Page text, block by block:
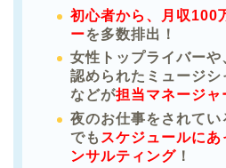
初心者から、月収100
ーを多数排出！
女性トップライバー
認められたミュージ
などが担当マネージャ
夜のお仕事をされて
でも スケジュールに
ンサルティング ！